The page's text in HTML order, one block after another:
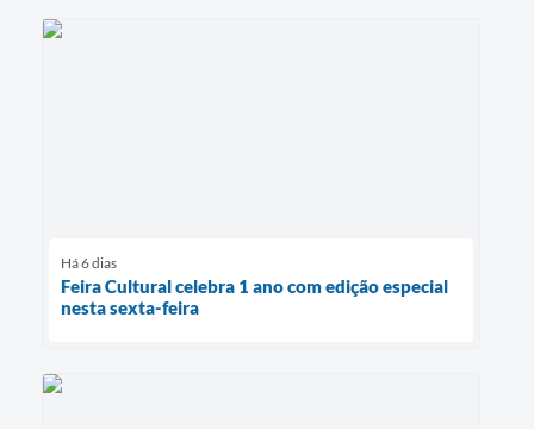
Há 6 dias
Feira Cultural celebra 1 ano com edição especial
nesta sexta-feira